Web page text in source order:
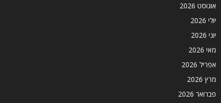
אוגוסט 2026
יולי 2026
יוני 2026
מאי 2026
אפריל 2026
מרץ 2026
פברואר 2026